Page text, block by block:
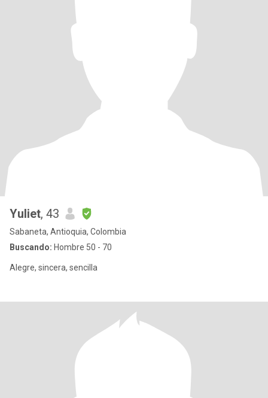
Yuliet, 43
Sabaneta, Antioquia, Colombia
Buscando: Hombre 50 - 70
Alegre, sincera, sencilla